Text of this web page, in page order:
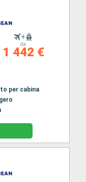
+
da
1 442 €
per cabina